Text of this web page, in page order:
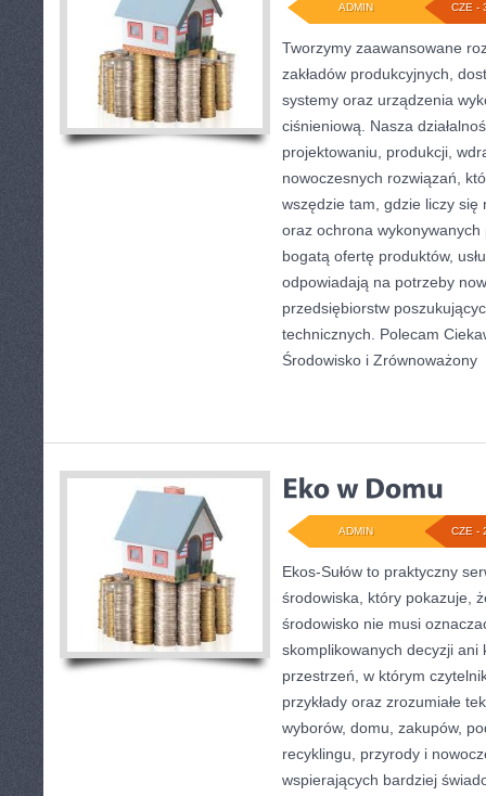
CZE -
ADMIN
Tworzymy zaawansowane
zakładów produkcyjnych,
systemy oraz urządzenia
ciśnieniową. Nasza
projektowaniu, produkcji,
nowoczesnych rozwiązań,
wszędzie tam, gdzie liczy się
oraz ochrona
bogatą ofertę produktów,
odpowiadają na potrzeby
przedsiębiorstw
technicznych. Polecam
Środowisko i Zrównoważony
CZE -
ADMIN
Ekos-Sułów to praktyczny
środowiska, który pokazuje,
środowisko nie musi
skomplikowanych decyzji ani
przestrzeń, w którym
przykłady oraz zrozumiałe
wyborów, domu, zakupów,
recyklingu, przyrody i
wspierających bardziej